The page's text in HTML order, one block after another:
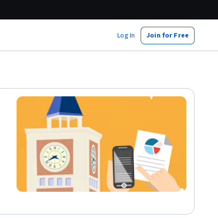
Log In Join for Free